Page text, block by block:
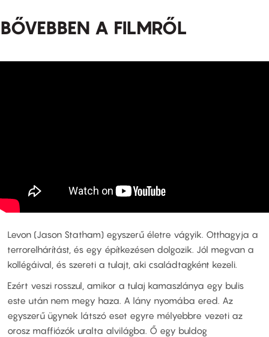
BŐVEBBEN A FILMRŐL
Levon (Jason Statham) egyszerű életre vágyik. Otthagyja a
terrorelhárítást, és egy építkezésen dolgozik. Jól megvan a
kollégáival, és szereti a tulajt, aki családtagként kezeli.
Ezért veszi rosszul, amikor a tulaj kamaszlánya egy bulis
este után nem megy haza. A lány nyomába ered. Az
egyszerű ügynek látszó eset egyre mélyebbre vezeti az
orosz maffiózók uralta alvilágba. Ő egy buldog